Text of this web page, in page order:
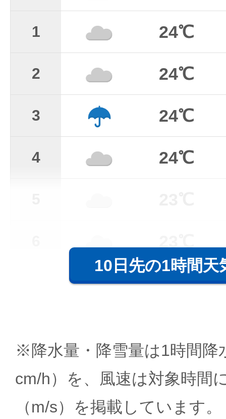
1 24℃
2 24℃
3 24℃
4 24℃
10日先の1時間天
※降水量・降雪量は1時間降
cm/h）を、風速は対象時間
（m/s）を掲載しています。